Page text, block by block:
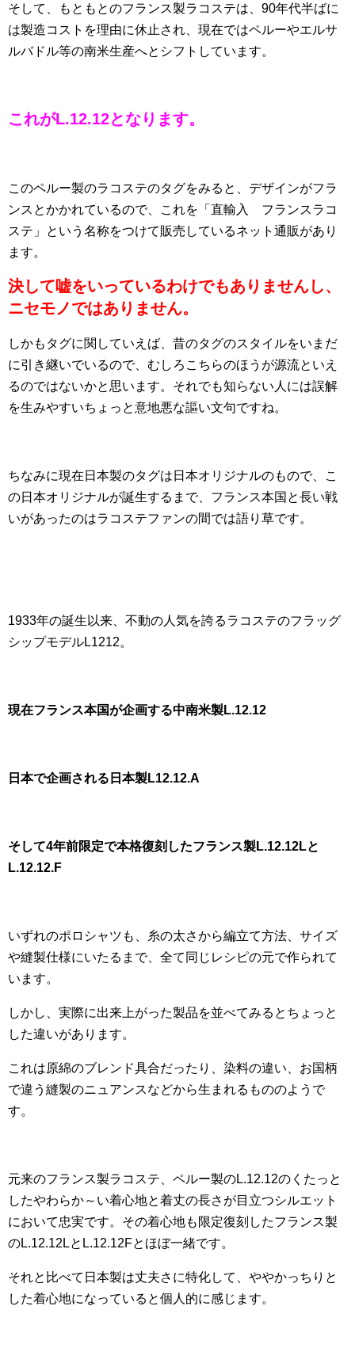
そして、もともとのフランス製ラコステは、90年代半ばに
は製造コストを理由に休止され、現在ではペルーやエルサ
ルバドル等の南米生産へとシフトしています。
これがL.12.12となります。
このペルー製のラコステのタグをみると、デザインがフラ
ンスとかかれているので、これを「直輸入 フランスラコ
ステ」という名称をつけて販売しているネット通販があり
ます。
決して嘘をいっているわけでもありませんし、
ニセモノではありません。
しかもタグに関していえば、昔のタグのスタイルをいまだ
に引き継いでいるので、むしろこちらのほうが源流といえ
るのではないかと思います。それでも知らない人には誤解
を生みやすいちょっと意地悪な謳い文句ですね。
ちなみに現在日本製のタグは日本オリジナルのもので、こ
の日本オリジナルが誕生するまで、フランス本国と長い戦
いがあったのはラコステファンの間では語り草です。
1933年の誕生以来、不動の人気を誇るラコステのフラッグ
シップモデルL1212。
現在フランス本国が企画する中南米製L.12.12
日本で企画される日本製L12.12.A
そして4年前限定で本格復刻したフランス製L.12.12Lと
L.12.12.F
いずれのポロシャツも、糸の太さから編立て方法、サイズ
や縫製仕様にいたるまで、全て同じレシピの元で作られて
います。
しかし、実際に出来上がった製品を並べてみるとちょっと
した違いがあります。
これは原綿のブレンド具合だったり、染料の違い、お国柄
で違う縫製のニュアンスなどから生まれるもののようで
す。
元来のフランス製ラコステ、ペルー製のL.12.12のくたっと
したやわらか～い着心地と着丈の長さが目立つシルエット
において忠実です。その着心地も限定復刻したフランス製
のL.12.12LとL.12.12Fとほぼ一緒です。
それと比べて日本製は丈夫さに特化して、ややかっちりと
した着心地になっていると個人的に感じます。